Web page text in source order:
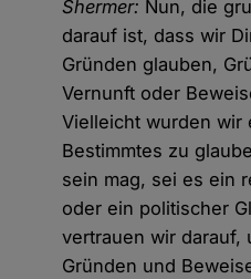
Shermer: Nun, die
darauf ist, dass wir
Gründen glauben,
Vernunft oder
Vielleicht wurden wir
Bestimmtes zu
sein mag, sei es ein
oder ein politischer
vertrauen wir darauf,
Gründen und